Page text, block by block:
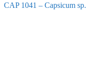
CAP 1041 – Capsicum sp.